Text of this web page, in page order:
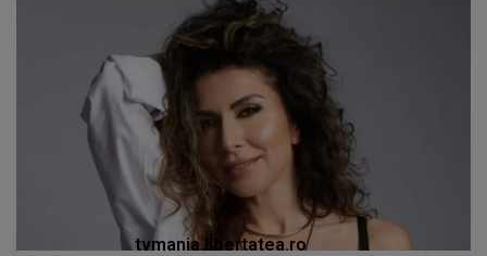
tvmania.libertatea.ro